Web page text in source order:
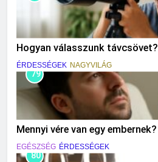
Hogyan válasszunk távcsövet?
ÉRDESSÉGEK NAGYVILÁG
79
Mennyi vére van egy embernek?
EGÉSZSÉG ÉRDESSÉGEK
80